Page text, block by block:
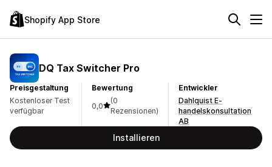
Shopify App Store
DQ Tax Switcher Pro
Preisgestaltung
Kostenloser Test
verfügbar
Bewertung
0,0
(0
Rezensionen)
Entwickler
Dahlquist E-
handelskonsultation
AB
Installieren